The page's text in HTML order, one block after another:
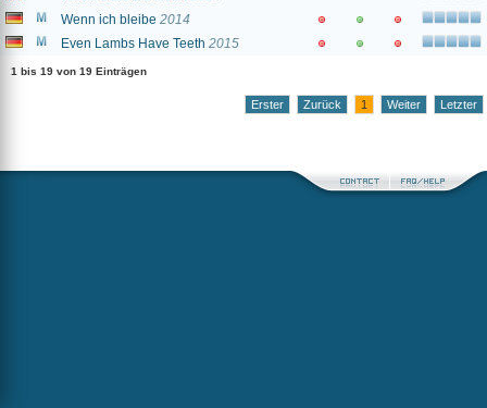
Wenn ich bleibe 2014
Even Lambs Have Teeth 2015
1 bis 19 von 19 Einträgen
Erster Zurück 1 Weiter Letzter